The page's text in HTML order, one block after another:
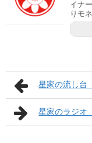
イナ
りモ
星家の流し台
星家のラジオ